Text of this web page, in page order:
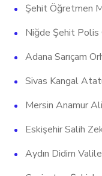
Şehit Öğretmen
Niğde Şehit Polis
Adana Sarıçam
Sivas Kangal
Mersin Anamur
Eskişehir Salih
Aydın Didim